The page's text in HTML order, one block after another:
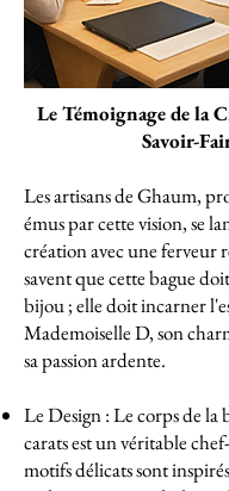
Le Témoignage de la
Savoir-
Les artisans de Ghaum,
émus par cette vision, se
création avec une ferveur
savent que cette bague
bijou ; elle doit incarner
Mademoiselle D, son
sa passion ardente.
Le Design : Le corps de la
carats est un véritable
motifs délicats sont